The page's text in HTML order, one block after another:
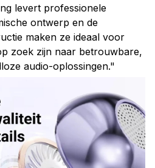
levert professionele
ontwerp en de
maken ze ideaal voor
zoek zijn naar betrouwbare,
audio-oplossingen."